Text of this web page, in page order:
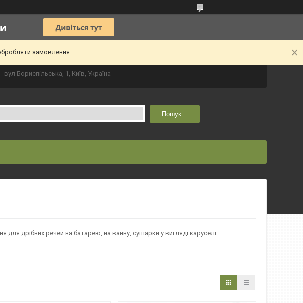
замовлення.
вул Бориспільська, 1, Київ, Україна
Пошук...
для дрібних речей на батарею, на ванну, сушарки у вигляді каруселі